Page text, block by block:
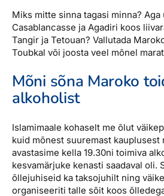
Miks mitte sinna tagasi minna?
Casablancasse ja Agadiri koos
Tangir ja Tetouan? Vallutada
Toubkal või joosta veel mõnel
Mõni sõna Maroko
alkoholist
Islamimaale kohaselt me õlut
kuid mõnest suuremast kauplusest
avastasime kella 19.30ni toimiva
kesvamärjuke kenasti saadaval oli.
õllejuhiseid ka taksojuhilt ning
organiseeriti talle sõit koos